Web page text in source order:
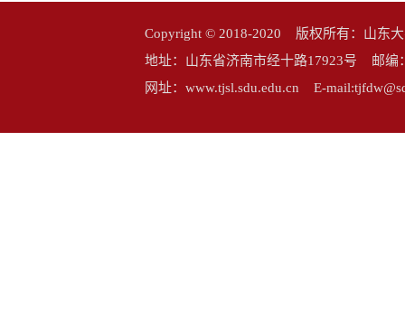
Copyright © 2018-2020 版权所有：山东
地址：山东省济南市经十路17923号 邮
网址：www.tjsl.sdu.edu.cn E-